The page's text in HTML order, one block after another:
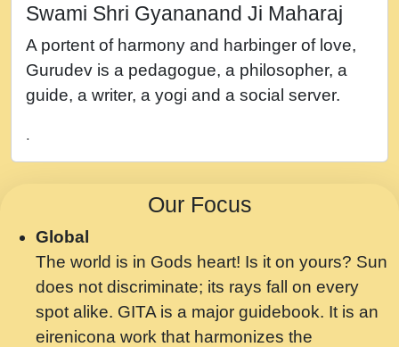
नह भरस रह लडडल... अपन खट करम क !!!! मह दद
सहर चरण क .....mp3
बगड नसब कसन सवर तर बगर Shri ravinandan
shastri ji maharaj.mp3
Chahe Ram Ho Chahe Shyam Ho.mp3
मझ अपन जवन बनन न आय, रठ हर क मनन न आय
Shri ravinandan shastri ji maharaj.mp3
मन अशांत मंत्र जाप - गीता प्रेरणा -Swami
Gyananand Ji Maharaj.mp3
Swami Shri Gyananand Ji Maharaj
A portent of harmony and harbinger of love,
Gurudev is a pedagogue, a philosopher, a
guide, a writer, a yogi and a social server.
.
Our Focus
Global
The world is in Gods heart! Is it on yours? Sun
does not discriminate; its rays fall on every
spot alike. GITA is a major guidebook. It is an
eirenicona work that harmonizes the